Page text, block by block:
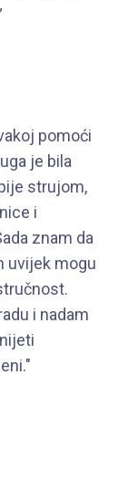
pomoći
je bila
strujom,
i
znam da
uvijek mogu
i nadam